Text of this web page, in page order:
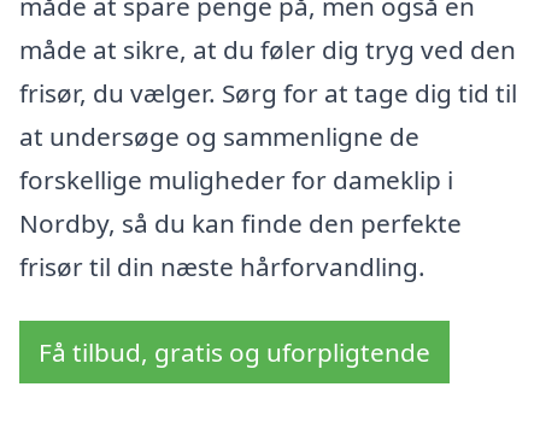
måde at sikre, at du føler dig tryg ved den
frisør, du vælger. Sørg for at tage dig tid til
at undersøge og sammenligne de
forskellige muligheder for dameklip i
Nordby, så du kan finde den perfekte
frisør til din næste hårforvandling.
Få tilbud, gratis og uforpligtende